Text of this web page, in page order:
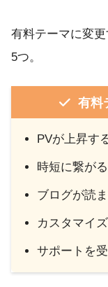
有料テーマに変
5つ。
有料
PVが上昇す
時短に繋がる
ブログが読
カスタマイ
サポートを